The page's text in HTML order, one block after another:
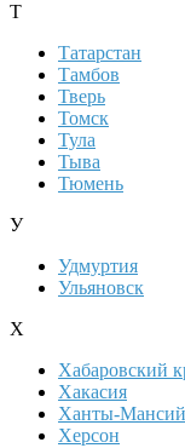
Т
Татарстан
Тамбов
Тверь
Томск
Тула
Тыва
Тюмень
У
Удмуртия
Ульяновск
Х
Хабаровский
Хакасия
Ханты-
Херсон